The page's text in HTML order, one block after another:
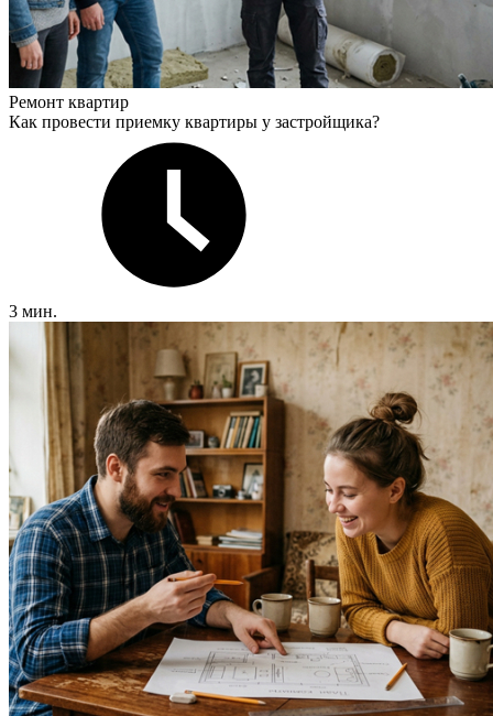
Ремонт квартир
Как провести приемку квартиры у застройщика?
3 мин.